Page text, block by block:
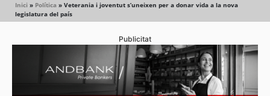
Inici » Política » Veterania i joventut s’uneixen per a donar vida a la nova
legislatura del país
Publicitat